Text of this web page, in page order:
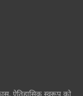
ऐतिहासिक स्वरूप को